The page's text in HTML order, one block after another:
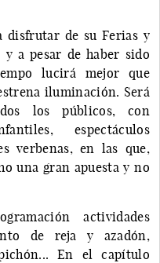
disfrutar de su Ferias y
y a pesar de haber sido
lucirá mejor que
iluminación. Será
los públicos, con
espectáculos
verbenas, en las que,
una gran apuesta y no
actividades
de reja y azadón,
En el capítulo